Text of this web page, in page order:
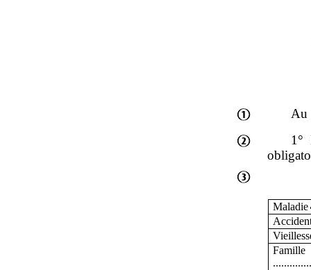
Au
1°
Maladie
Famille